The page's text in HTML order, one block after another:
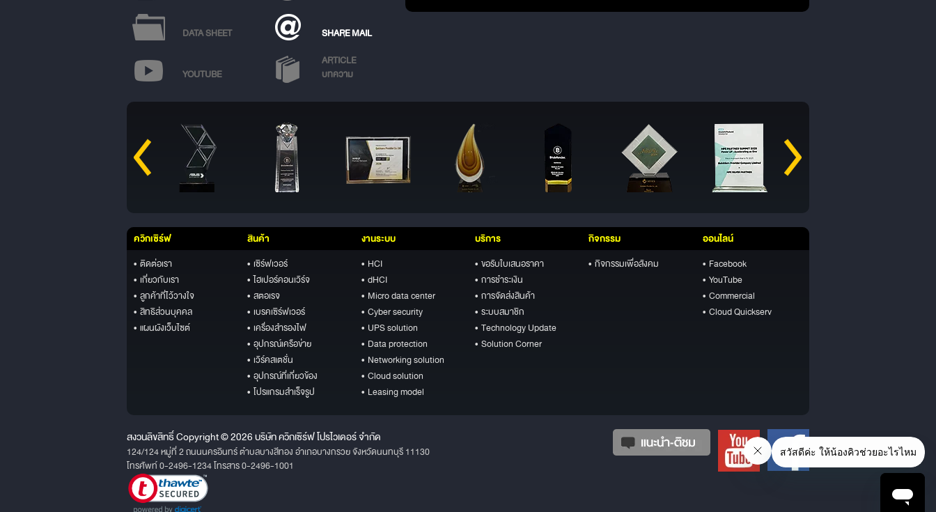
DATA SHEET SHARE MAIL
YOUTUBE
ARTICLE
บทความ
ควิกเซิร์ฟ
• ติดต่อเรา
• เกี่ยวกับเรา
• ลูกค้าที่ไว้วางใจ
• สิทธิส่วนบุคคล
• แผนผังเว็บไซต์
สินค้า
• เซิร์ฟเวอร์
• ไฮเปอร์คอนเวิร์จ
• สตอเรจ
• เบรคเซิร์ฟเวอร์
• เครื่องสำรองไฟ
• อุปกรณ์เครือข่าย
• เวิร์คสเตชั่น
• อุปกรณ์ที่เกี่ยวข้อง
• โปรแกรมสำเร็จรูป
งานระบบ
• HCI
• dHCI
• Micro data center
• Cyber security
• UPS solution
• Data protection
• Networking solution
• Cloud solution
• Leasing model
บริการ
• ขอรับใบเสนอราคา
• การชำระเงิน
• การจัดส่งสินค้า
• ระบบสมาชิก
• Technology Update
• Solution Corner
กิจกรรม
• กิจกรรมเพื่อสังคม
ออนไลน์
• Facebook
• YouTube
• Commercial
• Cloud Quickserv
สงวนลิขสิทธิ์ Copyright © 2026 บริษัท ควิกเซิร์ฟ โปรไวเดอร์ จำกัด
124/124 หมู่ที่ 2 ถนนนครอินทร์ ตำบลบางสีทอง อำเภอบางกรวย จังหวัดนนทบุรี 11130
โทรศัพท์ 0-2496-1234 โทรสาร 0-2496-1001